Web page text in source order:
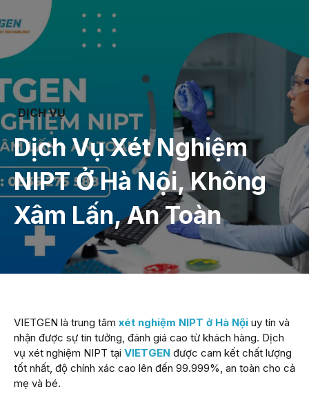
DỊCH VỤ
Dịch Vụ Xét Nghiệm
NIPT Ở Hà Nội, Không
Xâm Lấn, An Toàn
VIETGEN là trung tâm xét nghiệm NIPT ở Hà Nội uy tín và
nhận được sự tin tưởng, đánh giá cao từ khách hàng. Dịch
vụ xét nghiệm NIPT tại VIETGEN được cam kết chất lượng
tốt nhất, độ chính xác cao lên đến 99.999%, an toàn cho cả
mẹ và bé.